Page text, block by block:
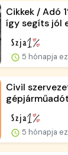
Cikkek / Adó
így segíts jól
5 hónapja
Civil
5 hónapja